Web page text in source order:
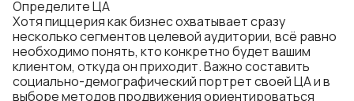
Определите ЦА
Хотя пиццерия как бизнес охватывает сразу
несколько сегментов целевой аудитории, всё равно
необходимо понять, кто конкретно будет вашим
клиентом, откуда он приходит. Важно составить
социально-демографический портрет своей ЦА и в
выборе методов продвижения ориентироваться